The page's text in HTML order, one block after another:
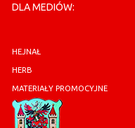
DLA MEDIÓW:
HEJNAŁ
HERB
MATERIAŁY PROMOCYJNE